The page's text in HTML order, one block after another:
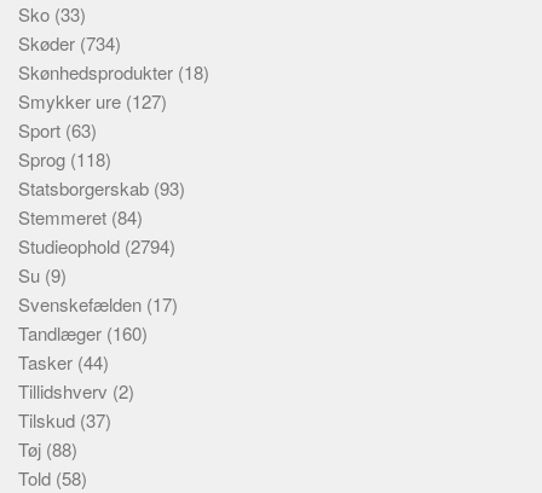
Sko (33)
Skøder (734)
Skønhedsprodukter (18)
Smykker ure (127)
Sport (63)
Sprog (118)
Statsborgerskab (93)
Stemmeret (84)
Studieophold (2794)
Su (9)
Svenskefælden (17)
Tandlæger (160)
Tasker (44)
Tillidshverv (2)
Tilskud (37)
Tøj (88)
Told (58)